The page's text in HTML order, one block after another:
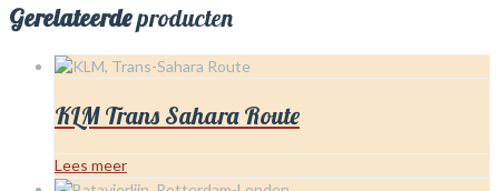
Gerelateerdeproducten
Dit
heeft
meerdere
variaties.
Deze
KLM Trans Sahara Route
Lees meer